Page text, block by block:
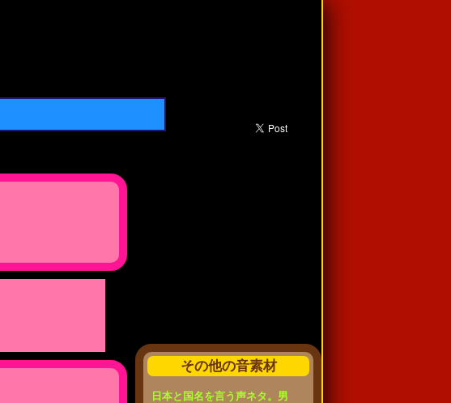
その他の音素材
日本と国名を言う声ネタ。男